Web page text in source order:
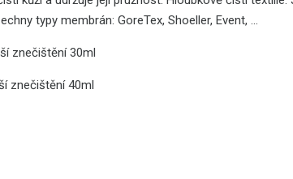
typy membrán: GoreTex, Shoeller, Event, ...
znečištění 30ml
40ml